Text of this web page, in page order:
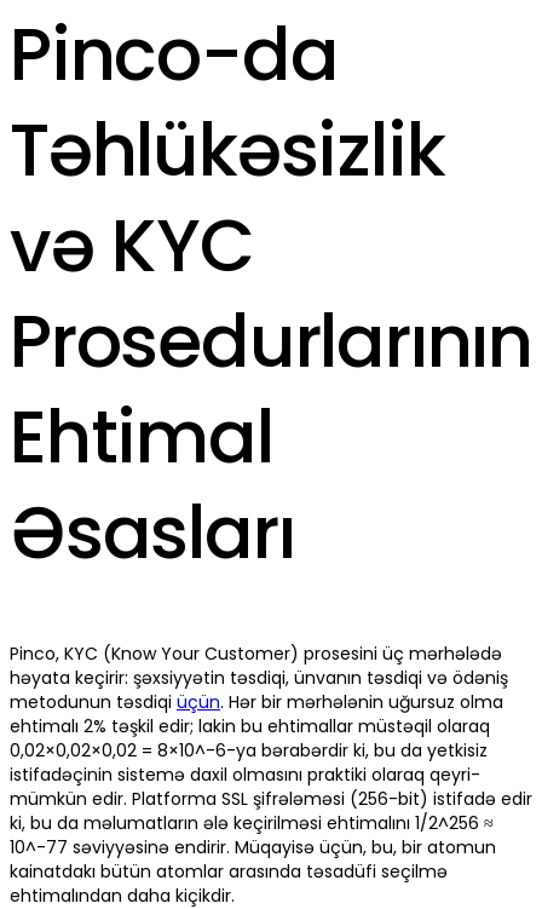
Pinco-da
Təhlükəsizlik
və KYC
Prosedurlarının
Ehtimal
Əsasları
Pinco, KYC (Know Your Customer) prosesini üç mərhələdə
həyata keçirir: şəxsiyyətin təsdiqi, ünvanın təsdiqi və ödəniş
metodunun təsdiqi üçün. Hər bir mərhələnin uğursuz olma
ehtimalı 2% təşkil edir; lakin bu ehtimallar müstəqil olaraq
0,02×0,02×0,02 = 8×10^-6-ya bərabərdir ki, bu da yetkisiz
istifadəçinin sistemə daxil olmasını praktiki olaraq qeyri-
mümkün edir. Platforma SSL şifrələməsi (256-bit) istifadə edir
ki, bu da məlumatların ələ keçirilməsi ehtimalını 1/2^256 ≈
10^-77 səviyyəsinə endirir. Müqayisə üçün, bu, bir atomun
kainatdakı bütün atomlar arasında təsadüfi seçilmə
ehtimalından daha kiçikdir.